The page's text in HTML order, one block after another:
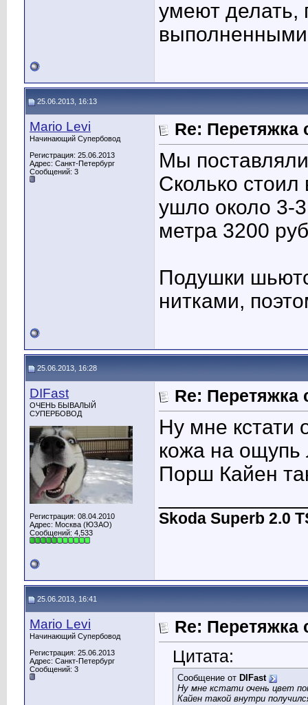
умеют делать,
25.06.2013, 16:13
Mario Levi
Начинающий Супербовод
Регистрация: 25.06.2013
Адрес: Санкт-Петербург
Сообщений: 3
Re: Перетяжка
Мы
Сколько
ушло около 3-
метра 3200
Подушки
нитками,
25.06.2013, 16:28
DIFast
ОЧЕНЬ БЫВАЛЫЙ
СУПЕРБОВОД
Регистрация: 08.04.2010
Адрес: Москва (ЮЗАО)
Сообщений: 4,533
Re: Перетяжка
Ну мне кстати
кожа на ощупь
Порш Кайен
Skoda Superb 2.0
25.06.2013, 16:41
Mario Levi
Начинающий Супербовод
Регистрация: 25.06.2013
Адрес: Санкт-Петербург
Сообщений: 3
Re: Перетяжка
Цитата:
Сообщение от DIFast
Ну мне кстати очень цвет
Кайен такой внутри